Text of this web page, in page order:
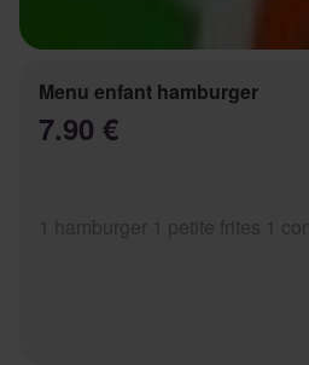
Menu enfant hamburger
7.90 €